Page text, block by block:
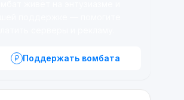
Поддержать вомбата